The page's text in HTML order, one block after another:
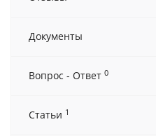
Документы
Вопрос - Ответ 0
Статьи 1